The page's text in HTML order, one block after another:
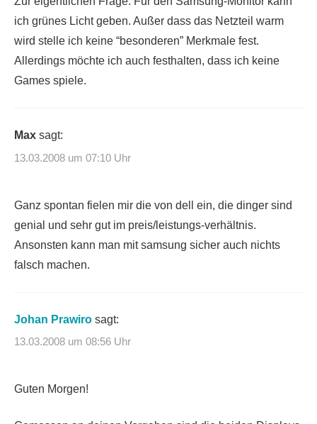
ich grünes Licht geben. Außer dass das Netzteil warm
wird stelle ich keine “besonderen” Merkmale fest.
Allerdings möchte ich auch festhalten, dass ich keine
Games spiele.
Max sagt:
13.03.2008 um 07:10 Uhr
Ganz spontan fielen mir die von dell ein, die dinger sind
genial und sehr gut im preis/leistungs-verhältnis.
Ansonsten kann man mit samsung sicher auch nichts
falsch machen.
Johan Prawiro sagt:
13.03.2008 um 08:56 Uhr
Guten Morgen!